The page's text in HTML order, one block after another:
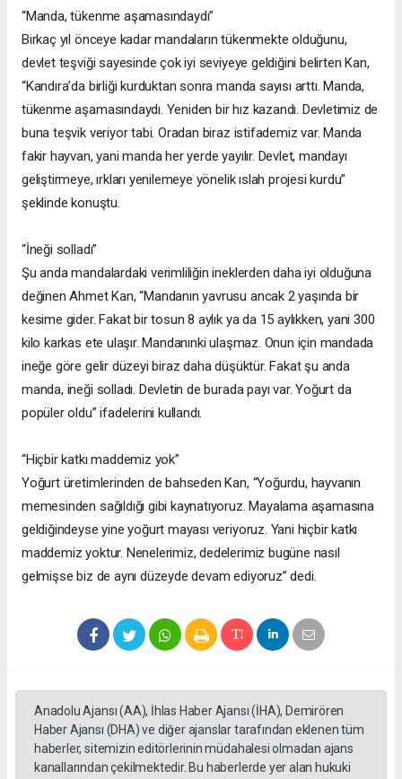
“Manda, tükenme aşamasındaydı”
Birkaç yıl önceye kadar mandaların tükenmekte olduğunu,
devlet teşviği sayesinde çok iyi seviyeye geldiğini belirten Kan,
“Kandıra’da birliği kurduktan sonra manda sayısı arttı. Manda,
tükenme aşamasındaydı. Yeniden bir hız kazandı. Devletimiz de
buna teşvik veriyor tabi. Oradan biraz istifademiz var. Manda
fakir hayvan, yani manda her yerde yayılır. Devlet, mandayı
geliştirmeye, ırkları yenilemeye yönelik ıslah projesi kurdu”
şeklinde konuştu.
“İneği solladı”
Şu anda mandalardaki verimliliğin ineklerden daha iyi olduğuna
değinen Ahmet Kan, “Mandanın yavrusu ancak 2 yaşında bir
kesime gider. Fakat bir tosun 8 aylık ya da 15 aylıkken, yani 300
kilo karkas ete ulaşır. Mandanınki ulaşmaz. Onun için mandada
ineğe göre gelir düzeyi biraz daha düşüktür. Fakat şu anda
manda, ineği solladı. Devletin de burada payı var. Yoğurt da
popüler oldu” ifadelerini kullandı.
“Hiçbir katkı maddemiz yok”
Yoğurt üretimlerinden de bahseden Kan, “Yoğurdu, hayvanın
memesinden sağıldığı gibi kaynatıyoruz. Mayalama aşamasına
geldiğindeyse yine yoğurt mayası veriyoruz. Yani hiçbir katkı
maddemiz yoktur. Nenelerimiz, dedelerimiz bugüne nasıl
gelmişse biz de aynı düzeyde devam ediyoruz” dedi.
Anadolu Ajansı (AA), İhlas Haber Ajansı (İHA), Demirören
Haber Ajansı (DHA) ve diğer ajanslar tarafından eklenen tüm
haberler, sitemizin editörlerinin müdahalesi olmadan ajans
kanallarından çekilmektedir. Bu haberlerde yer alan hukuki